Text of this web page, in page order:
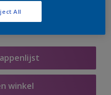
winkel
All